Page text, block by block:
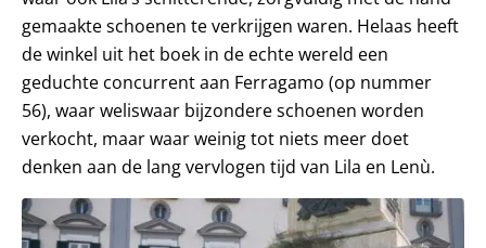
gemaakte schoenen te verkrijgen waren. Helaas heeft
de winkel uit het boek in de echte wereld een
geduchte concurrent aan Ferragamo (op nummer
56), waar weliswaar bijzondere schoenen worden
verkocht, maar waar weinig tot niets meer doet
denken aan de lang vervlogen tijd van Lila en Lenù.